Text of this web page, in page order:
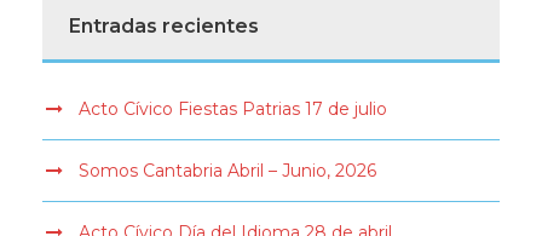
Entradas recientes
Acto Cívico Fiestas Patrias 17 de julio
Somos Cantabria Abril – Junio, 2026